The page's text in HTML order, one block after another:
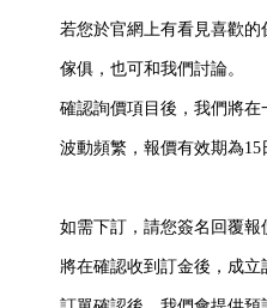
若您於官網上有看見喜歡
傢俱，也可和我們討論。
確認詢價項目後，我們將
波動頻繁，報價有效期為15
如需下訂，請您簽名回覆報
將在確認收到訂金後，成立